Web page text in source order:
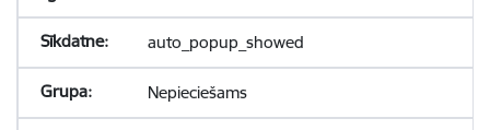
auto_popup_showed
Nepieciešams